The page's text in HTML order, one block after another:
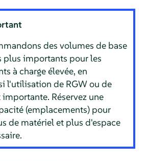
des volumes de base
plus importants pour les
à charge élevée, en
l'utilisation de RGW ou de
importante. Réservez une
(emplacements) pour
de matériel et plus d'espace